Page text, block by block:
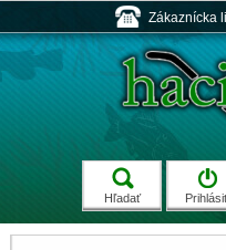
Zákaznícka
Hľadať